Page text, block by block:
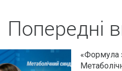
Попередні
«Формула